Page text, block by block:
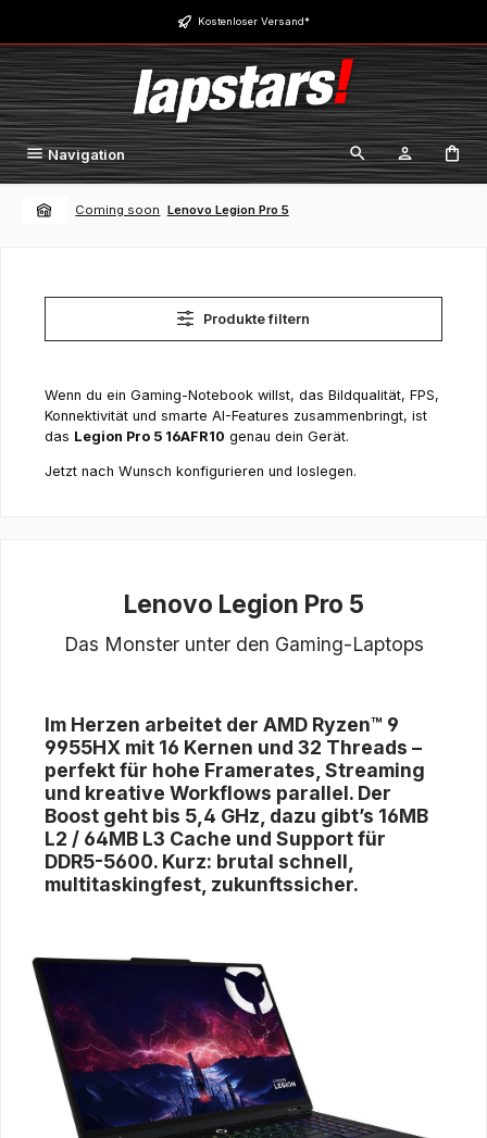
Zum Hauptinhalt springen Kostenloser Versand*
Navigation
Coming soon Lenovo Legion Pro 5
Produkte filtern
Wenn du ein Gaming-Notebook willst, das Bildqualität, FPS,
Konnektivität und smarte AI-Features zusammenbringt, ist
das Legion Pro 5 16AFR10 genau dein Gerät.
Jetzt nach Wunsch konfigurieren und loslegen.
Lenovo Legion Pro 5
Das Monster unter den Gaming-Laptops
Im Herzen arbeitet der AMD Ryzen™ 9
9955HX mit 16 Kernen und 32 Threads –
perfekt für hohe Framerates, Streaming
und kreative Workflows parallel. Der
Boost geht bis 5,4 GHz , dazu gibt’s 16MB
L2 / 64MB L3 Cache und Support für
DDR5-5600. Kurz: brutal schnell,
multitaskingfest, zukunftssicher.